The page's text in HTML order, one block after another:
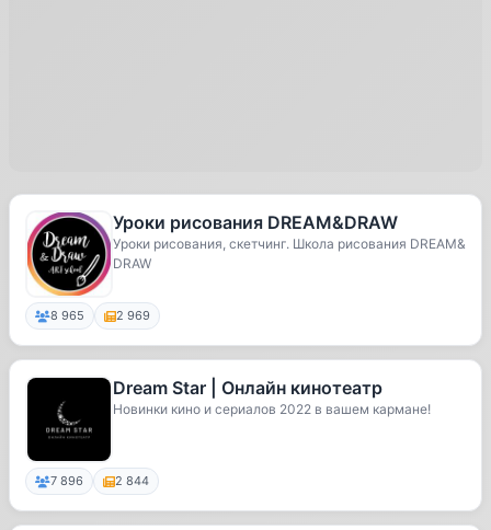
Уроки рисования DREAM&DRAW
Уроки рисования, скетчинг. Школа рисования DREAM&
DRAW
8 965 2 969
Dream Star | Онлайн кинотеатр
Новинки кино и сериалов 2022 в вашем кармане!
7 896 2 844